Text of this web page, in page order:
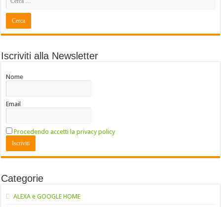
Iscriviti alla Newsletter
Nome
Email
Procedendo accetti la privacy policy
Categorie
ALEXA e GOOGLE HOME